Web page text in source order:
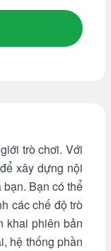
trò chơi. Với
xây dựng nội
Bạn có thể
các chế độ trò
khai phiên bản
hệ thống phần